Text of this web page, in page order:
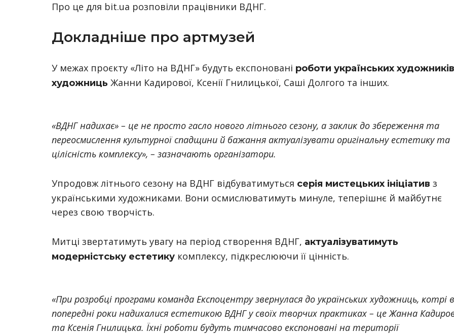
Про це для bit.ua розповіли працівники ВДНГ.
Докладніше про артмузей
У межах проєкту «Літо на ВДНГ» будуть експоновані роботи українських художників
художниць Жанни Кадирової, Ксенії Гнилицької, Саші Долгого та інших.
«ВДНГ надихає» – це не просто гасло нового літнього сезону, а заклик до збереження та
переосмислення культурної спадщини й бажання актуалізувати оригінальну естетику та
цілісність комплексу», – зазначають організатори.
Упродовж літнього сезону на ВДНГ відбуватимуться серія мистецьких ініціатив з
українськими художниками. Вони осмислюватимуть минуле, теперішнє й майбутнє
через свою творчість.
Митці звертатимуть увагу на період створення ВДНГ, актуалізуватимуть
модерністську естетику комплексу, підкреслюючи її цінність.
«При розробці програми команда Експоцентру звернулася до українських художниць, котрі в
попередні роки надихалися естетикою ВДНГ у своїх творчих практиках – це Жанна
та Ксенія Гнилицька. Їхні роботи будуть тимчасово експоновані на території